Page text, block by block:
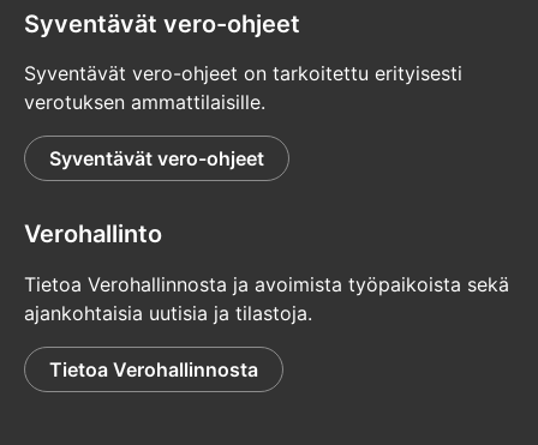
Syventävät vero-ohjeet
Syventävät vero-ohjeet on tarkoitettu erityisesti
verotuksen ammattilaisille.
Syventävät vero-ohjeet
Verohallinto
Tietoa Verohallinnosta ja avoimista työpaikoista sekä
ajankohtaisia uutisia ja tilastoja.
Tietoa Verohallinnosta